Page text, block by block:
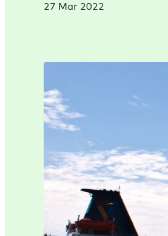
27 Mar 2022